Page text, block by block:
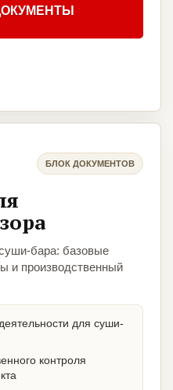
БЛОК ДОКУМЕНТОВ
бара: базовые
и производственный
для суши-
контроля